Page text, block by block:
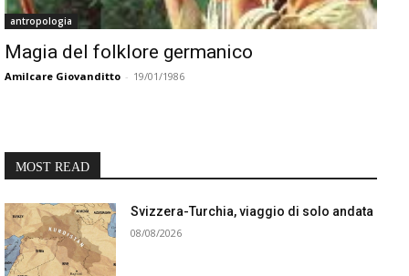
antropologia
Magia del folklore germanico
Amilcare Giovanditto - 19/01/1986
MOST READ
Svizzera-Turchia, viaggio di solo andata
08/08/2026